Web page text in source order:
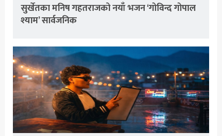
सुर्खेतका मनिष गहतराजको नयाँ भजन ‘गोविन्द गोपाल
श्याम’ सार्वजनिक